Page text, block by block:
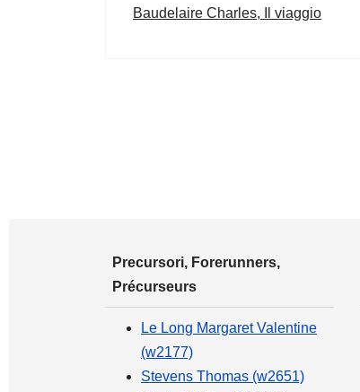
Baudelaire Charles, Il viaggio
Precursori, Forerunners,
Précurseurs
Le Long Margaret Valentine
(w2177)
Stevens Thomas (w2651)